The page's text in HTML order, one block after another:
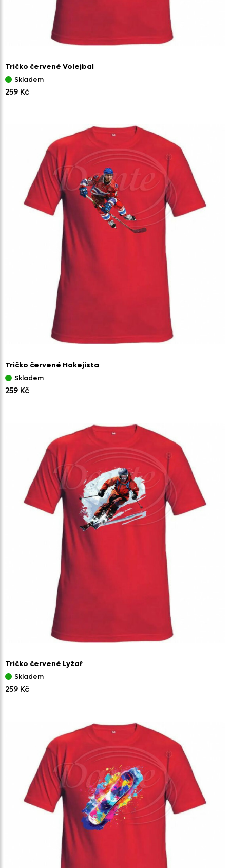
Tričko červené Volejbal
Skladem
259 Kč
Tričko červené Hokejista
Skladem
259 Kč
Tričko červené Lyžař
Skladem
259 Kč